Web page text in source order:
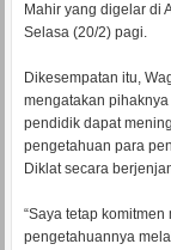
Mahir yang digelar di
Selasa (20/2) pagi.
Dikesempatan itu,
mengatakan
pendidik dapat
pengetahuan para
Diklat secara
“Saya tetap
pengetahuannya